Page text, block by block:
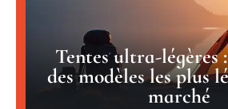
Tentes ultra-légères
des modèles les plus
marché